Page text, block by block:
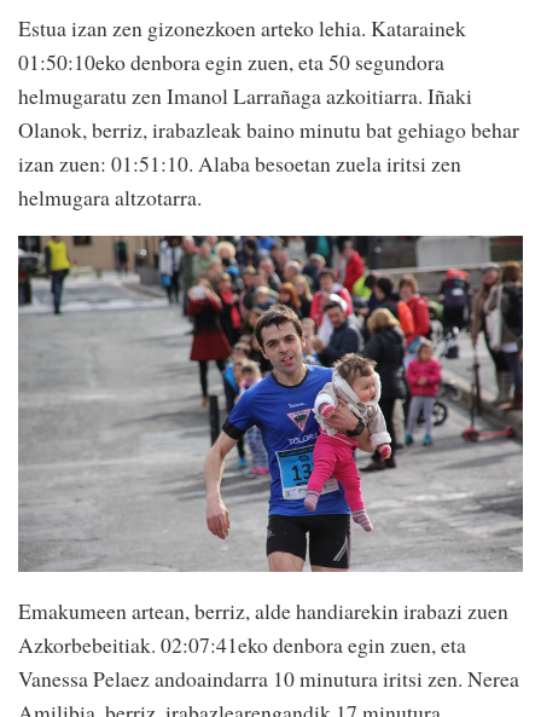
Estua izan zen gizonezkoen arteko lehia. Katarainek
01:50:10eko denbora egin zuen, eta 50 segundora
helmugaratu zen Imanol Larrañaga azkoitiarra. Iñaki
Olanok, berriz, irabazleak baino minutu bat gehiago behar
izan zuen: 01:51:10. Alaba besoetan zuela iritsi zen
helmugara altzotarra.
Emakumeen artean, berriz, alde handiarekin irabazi zuen
Azkorbebeitiak. 02:07:41eko denbora egin zuen, eta
Vanessa Pelaez andoaindarra 10 minutura iritsi zen. Nerea